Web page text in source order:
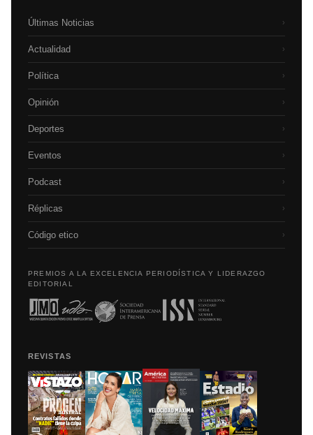
Últimas Noticias ›
Actualidad ›
Política ›
Opinión ›
Deportes ›
Eventos ›
Podcast ›
Réplicas ›
Código etico ›
PREMIOS A LA EXCELENCIA PERIODÍSTICA Y LIDERAZGO
EDITORIAL
REVISTAS